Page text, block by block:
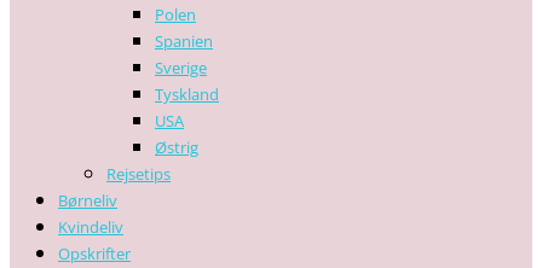
Polen
Spanien
Sverige
Tyskland
USA
Østrig
Rejsetips
Børneliv
Kvindeliv
Opskrifter